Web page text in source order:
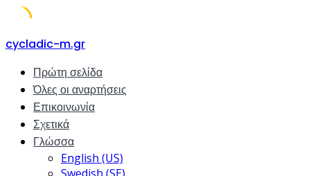
Skip
content
cycladic-m.gr
Πρώτη σελίδα
Όλες οι αναρτήσεις
Επικοινωνία
Σχετικά
Γλώσσα
English (US)